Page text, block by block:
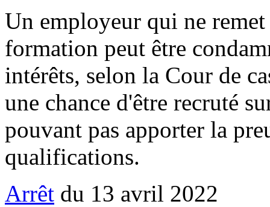
Un employeur qui ne remet
formation peut être
intérêts, selon la Cour de
une chance d'être recruté
pouvant pas apporter la
qualifications.
Arrêt du 13 avril 2022